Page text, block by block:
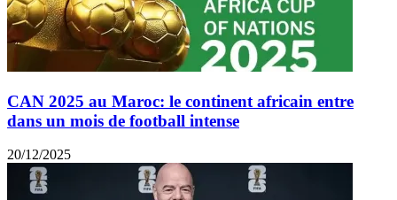
CAN 2025 au Maroc: le continent africain entre
dans un mois de football intense
20/12/2025